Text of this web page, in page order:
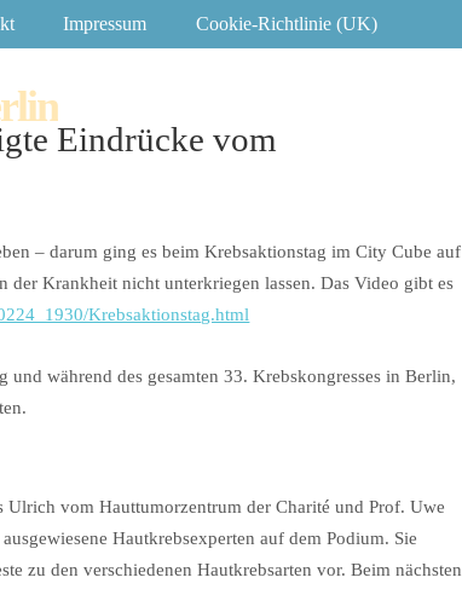
Impressum Cookie-Richtlinie (UK)
Eindrücke vom
– darum ging es beim Krebsaktionstag im City Cube auf
der Krankheit nicht unterkriegen lassen. Das Video gibt es
Krebsaktionstag.html
während des gesamten 33. Krebskongresses in Berlin,
Ulrich vom Hauttumorzentrum der Charité und Prof. Uwe
Hautkrebsexperten auf dem Podium. Sie
zu den verschiedenen Hautkrebsarten vor. Beim nächsten